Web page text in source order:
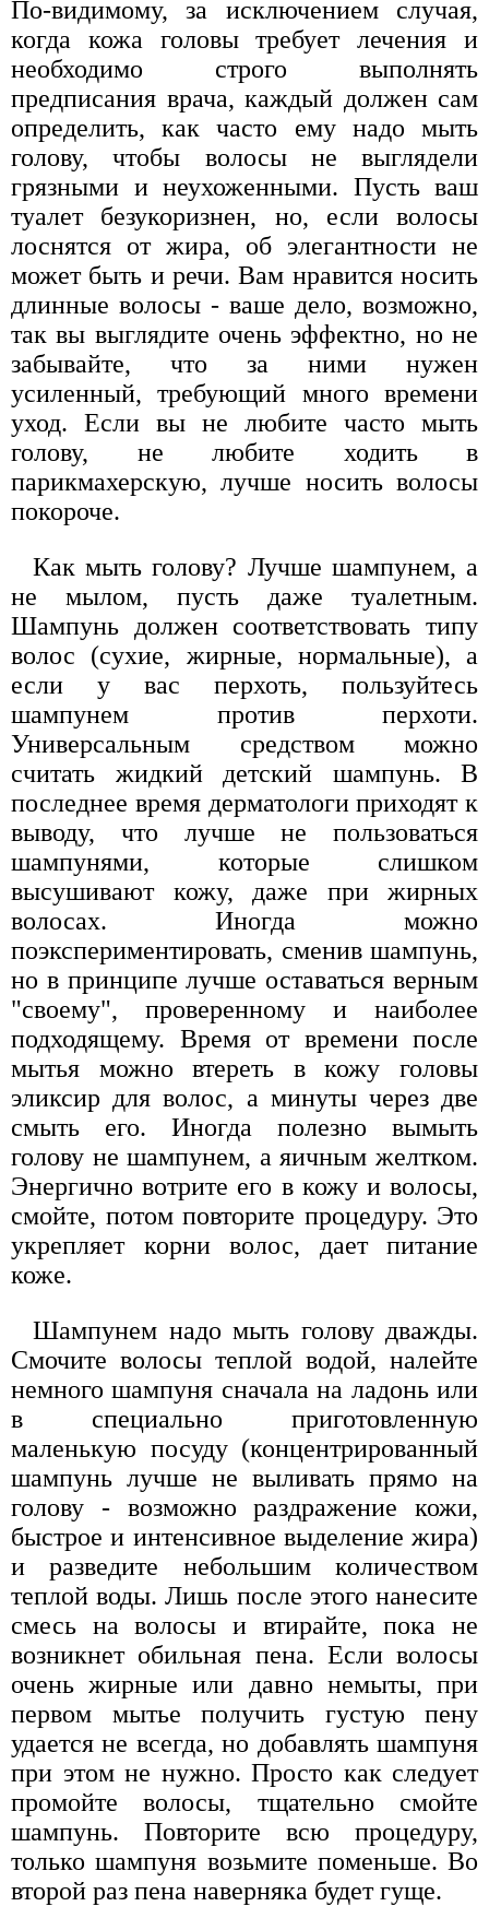
По-видимому, за исключением случая,
когда кожа головы требует лечения и
необходимо строго выполнять
предписания врача, каждый должен сам
определить, как часто ему надо мыть
голову, чтобы волосы не выглядели
грязными и неухоженными. Пусть ваш
туалет безукоризнен, но, если волосы
лоснятся от жира, об элегантности не
может быть и речи. Вам нравится носить
длинные волосы - ваше дело, возможно,
так вы выглядите очень эффектно, но не
забывайте, что за ними нужен
усиленный, требующий много времени
уход. Если вы не любите часто мыть
голову, не любите ходить в
парикмахерскую, лучше носить волосы
покороче.
Как мыть голову? Лучше шампунем, а
не мылом, пусть даже туалетным.
Шампунь должен соответствовать типу
волос (сухие, жирные, нормальные), а
если у вас перхоть, пользуйтесь
шампунем против перхоти.
Универсальным средством можно
считать жидкий детский шампунь. В
последнее время дерматологи приходят к
выводу, что лучше не пользоваться
шампунями, которые слишком
высушивают кожу, даже при жирных
волосах. Иногда можно
поэкспериментировать, сменив шампунь,
но в принципе лучше оставаться верным
"своему", проверенному и наиболее
подходящему. Время от времени после
мытья можно втереть в кожу головы
эликсир для волос, а минуты через две
смыть его. Иногда полезно вымыть
голову не шампунем, а яичным желтком.
Энергично вотрите его в кожу и волосы,
смойте, потом повторите процедуру. Это
укрепляет корни волос, дает питание
коже.
Шампунем надо мыть голову дважды.
Смочите волосы теплой водой, налейте
немного шампуня сначала на ладонь или
в специально приготовленную
маленькую посуду (концентрированный
шампунь лучше не выливать прямо на
голову - возможно раздражение кожи,
быстрое и интенсивное выделение жира)
и разведите небольшим количеством
теплой воды. Лишь после этого нанесите
смесь на волосы и втирайте, пока не
возникнет обильная пена. Если волосы
очень жирные или давно немыты, при
первом мытье получить густую пену
удается не всегда, но добавлять шампуня
при этом не нужно. Просто как следует
промойте волосы, тщательно смойте
шампунь. Повторите всю процедуру,
только шампуня возьмите поменьше. Во
второй раз пена наверняка будет гуще.